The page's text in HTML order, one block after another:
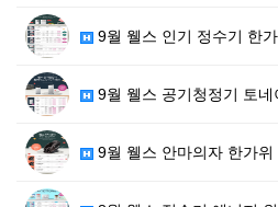
9월 웰스 인기 정수기 한가
9월 웰스 공기청정기 토네이
9월 웰스 안마의자 한가위